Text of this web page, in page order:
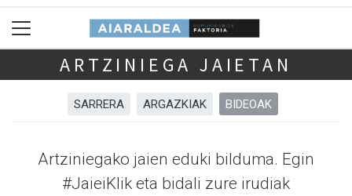
ARTZINIEGA JAIETAN
SARRERA ARGAZKIAK BIDEOAK
Artziniegako jaien eduki bilduma. Egin
#JaieiKlik eta bidali zure irudiak